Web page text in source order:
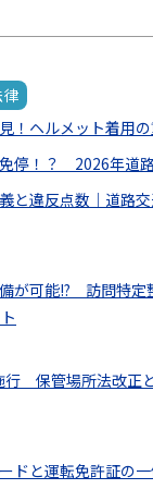
！ヘルメット着用
停！？ 2026年道
と違反点数｜道路
が可能!? 訪問特定
行 保管場所法改正
ドと運転免許証の一